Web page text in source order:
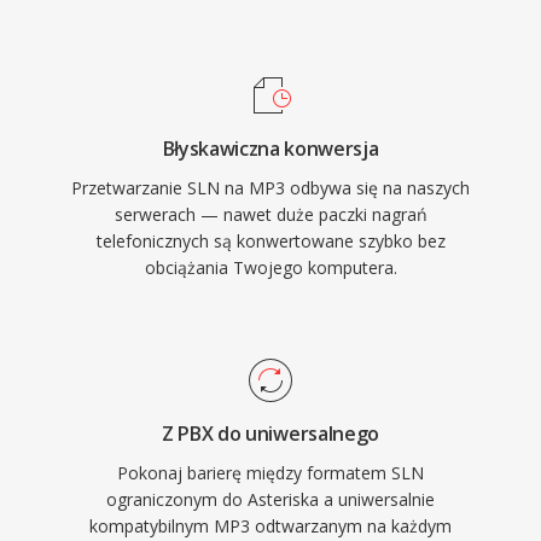
operacyjnych i urzadzeniach przenosnych.
Błyskawiczna konwersja
Przetwarzanie SLN na MP3 odbywa się na naszych
serwerach — nawet duże paczki nagrań
telefonicznych są konwertowane szybko bez
obciążania Twojego komputera.
Z PBX do uniwersalnego
Pokonaj barierę między formatem SLN
ograniczonym do Asteriska a uniwersalnie
kompatybilnym MP3 odtwarzanym na każdym